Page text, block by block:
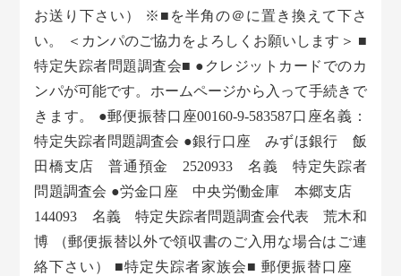
お送り下さい） ※■を半角の＠に置き換えて下さ
い。 ＜カンパのご協力をよろしくお願いします＞ ■
特定失踪者問題調査会■ ●クレジットカードでのカ
ンパが可能です。ホームページから入って手続きで
きます。 ●郵便振替口座00160-9-583587口座名義：
特定失踪者問題調査会 ●銀行口座 みずほ銀行 飯
田橋支店 普通預金 2520933 名義 特定失踪者
問題調査会 ●労金口座 中央労働金庫 本郷支店
144093 名義 特定失踪者問題調査会代表 荒木和
博 （郵便振替以外で領収書のご入用な場合はご連
絡下さい） ■特定失踪者家族会■ 郵便振替口座